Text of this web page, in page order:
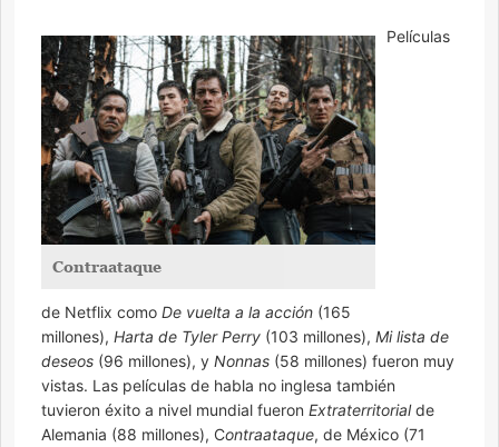
Contraataque
Películas
de Netflix como De vuelta a la acción (165
millones), Harta de Tyler Perry (103 millones), Mi lista de
deseos (96 millones), y Nonnas (58 millones) fueron muy
vistas. Las películas de habla no inglesa también
tuvieron éxito a nivel mundial fueron Extraterritorialde
Alemania (88 millones), Contraataque, de México (71